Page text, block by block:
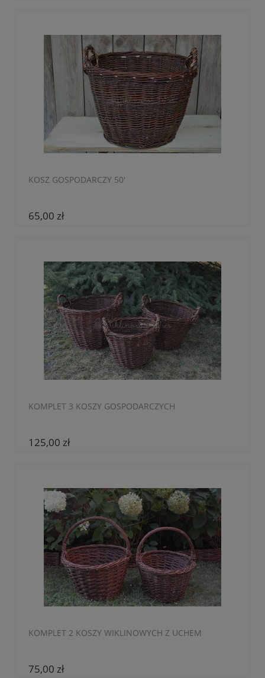
KOSZ GOSPODARCZY 50'
65,00 zł
KOMPLET 3 KOSZY GOSPODARCZYCH
125,00 zł
KOMPLET 2 KOSZY WIKLINOWYCH Z UCHEM
75,00 zł